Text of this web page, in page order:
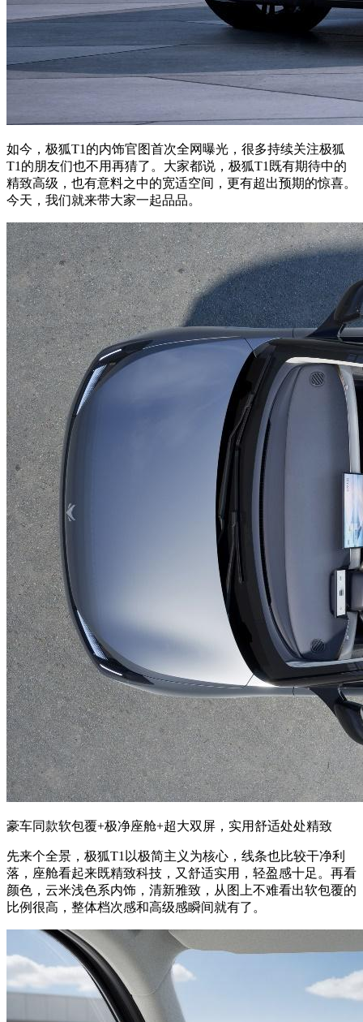
如今，极狐T1的内饰官图首次全网曝光，很多持续关注极狐
T1的朋友们也不用再猜了。大家都说，极狐T1既有期待中的
精致高级，也有意料之中的宽适空间，更有超出预期的惊喜。
今天，我们就来带大家一起品品。
豪车同款软包覆+极净座舱+超大双屏，实用舒适处处精致
先来个全景，极狐T1以极简主义为核心，线条也比较干净利
落，座舱看起来既精致科技，又舒适实用，轻盈感十足。再看
颜色，云米浅色系内饰，清新雅致，从图上不难看出软包覆的
比例很高，整体档次感和高级感瞬间就有了。